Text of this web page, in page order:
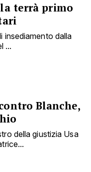
terrà primo
insediamento dalla
...
Blanche,
della giustizia Usa